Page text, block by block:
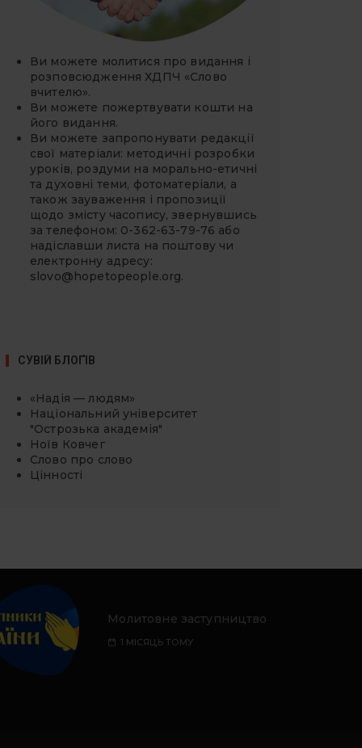
Ви можете молитися про видання і
розповсюдження ХДПЧ «Слово
вчителю».
Ви можете пожертвувати кошти на
його видання.
Ви можете запропонувати редакції
свої матеріали: методичні розробки
уроків, роздуми на морально-етичні
та духовні теми, фотоматеріали, а
також зауваження і пропозиції
щодо змісту часопису, звернувшись
за телефоном: 0-362-63-79-76 або
надіславши листа на поштову чи
електронну адресу:
slovo@hopetopeople.org.
СУВІЙ БЛОҐІВ
«Надія — людям»
Національний університет
"Острозька академія"
Ноїв Ковчег
Слово про слово
Цінності
Молитовне заступництво
1 МІСЯЦЬ ТОМУ